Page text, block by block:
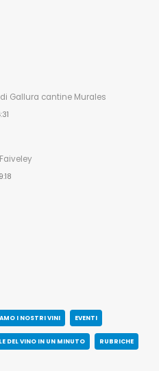
Gallura cantine Murales
I NOSTRI VINI EVENTI
DEL VINO IN UN MINUTO RUBRICHE